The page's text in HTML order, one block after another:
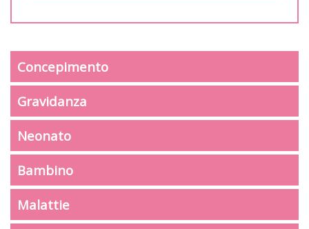
Concepimento
Gravidanza
Neonato
Bambino
Malattie